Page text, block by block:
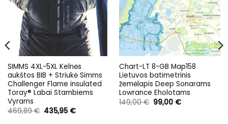
SIMMS 4XL-5XL Kelnės
aukštos BIB + Striukė Simms
Challenger Flame insulated
Toray® Labai Stambiems
Vyrams
469,89€ Original
price
435,95 €Current
Chart-LT 8-GB Map158
Lietuvos batimetrinis
žemėlapis Deep Sonarams
Lowrance Eholotams
149,00€ Original
price
99,00 €Current